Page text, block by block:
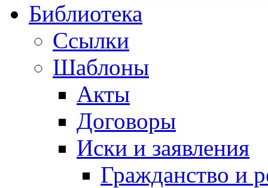
Библиотека
Ссылки
Шаблоны
Акты
Договоры
Иски и заявления
Гражданство и